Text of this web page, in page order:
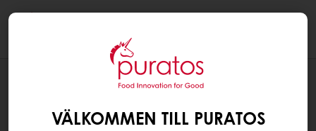
CITRONMARÄNGPAJ KLASSISK
VÄLKOMMEN TILL PURATOS